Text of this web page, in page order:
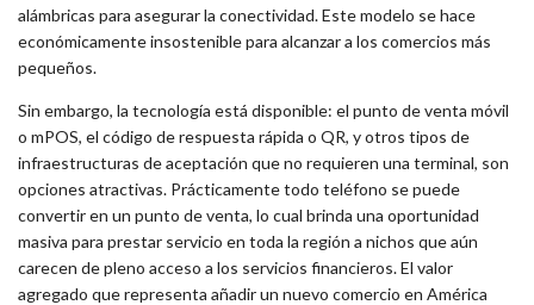
alámbricas para asegurar la conectividad. Este modelo se hace
económicamente insostenible para alcanzar a los comercios más
pequeños.
Sin embargo, la tecnología está disponible: el punto de venta móvil
o mPOS, el código de respuesta rápida o QR, y otros tipos de
infraestructuras de aceptación que no requieren una terminal, son
opciones atractivas. Prácticamente todo teléfono se puede
convertir en un punto de venta, lo cual brinda una oportunidad
masiva para prestar servicio en toda la región a nichos que aún
carecen de pleno acceso a los servicios financieros. El valor
agregado que representa añadir un nuevo comercio en América